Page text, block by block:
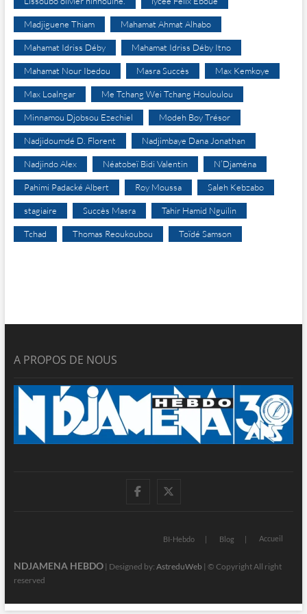
Madjiguene Thiam Mahamat Ahmat Alhabo
Mahamat Idriss Déby Mahamat Idriss Déby Itno
Mahamat Nour Ibedou Masra Succès Max Kemkoye
Max Loalngar Me Tchang Wei Tchang Houloulou
Minnamou Djobsou Ezechiel Modeh Boy Trésor
Nadjidoumdé D. Florent Nadjimbaye Dana Jonathan
Nadjindo Alex Néatobeï Bidi Valentin N’Djaména
Pahimi Padacké Albert Roy Moussa Saleh Kebzabo
stagiaire Succès Masra Tahir Hamid Nguilin
Tchad Thomas Reoukoubou Toïdé Samson
A PROPOS DE NOUS
facebook
BI-Hebdo Blog Accueil
NDJAMENA HEBDO| Designed by: AstreduWeb | © Copyright All right
reserved